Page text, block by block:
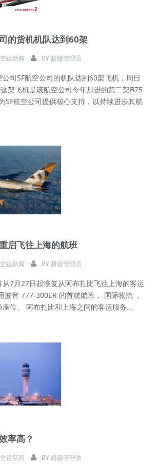
的货机机队达到60架
空运新闻 BY 超级管理员
司SF航空公司的机队达到60架飞机，周日
架飞机是该航空公司今年加进的第二架B75
SF航空公司提供核心支持，以持续进步其航
启飞往上海的航班
空运新闻 BY 超级管理员
7月27日起恢复从阿布扎比飞往上海的客运
波音 777-300ER 的首航航班， 国际物流 ，
位。 阿布扎比和上海之间的客运服务...
率高？
空运新闻 BY 超级管理员